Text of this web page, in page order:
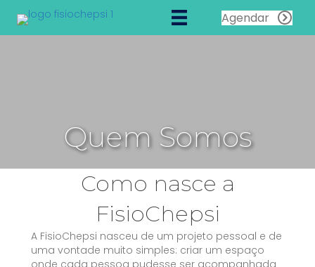
Agendar
Quem Somos
Como nasce a
FisioChepsi
A FisioChepsi nasceu de um projeto pessoal e de
uma vontade muito simples: criar um espaço